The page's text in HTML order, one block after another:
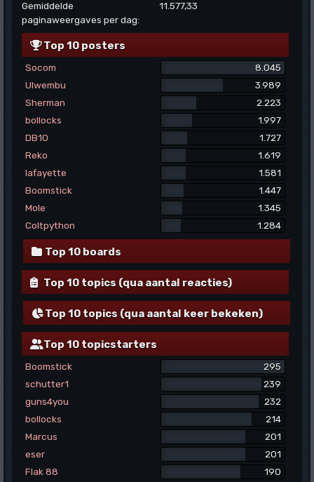
Gemiddelde
paginaweergaves per dag:
11.577,33
Top 10 posters
Socom
8.045
Ulwembu
3.989
Sherman
2.223
bollocks
1.997
DB10
1.727
Reko
1.619
lafayette
1.581
Boomstick
1.447
Mole
1.345
Coltpython
1.284
Top 10 boards
Top 10 topics (qua aantal reacties)
Top 10 topics (qua aantal keer bekeken)
Top 10 topicstarters
Boomstick
295
schutter1
239
guns4you
232
bollocks
214
Marcus
201
eser
201
Flak 88
190